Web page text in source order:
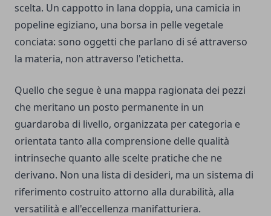
scelta. Un cappotto in lana doppia, una camicia in
popeline egiziano, una borsa in pelle vegetale
conciata: sono oggetti che parlano di sé attraverso
la materia, non attraverso l'etichetta.
Quello che segue è una mappa ragionata dei pezzi
che meritano un posto permanente in un
guardaroba di livello, organizzata per categoria e
orientata tanto alla comprensione delle qualità
intrinseche quanto alle scelte pratiche che ne
derivano. Non una lista di desideri, ma un sistema di
riferimento costruito attorno alla durabilità, alla
versatilità e all'eccellenza manifatturiera.